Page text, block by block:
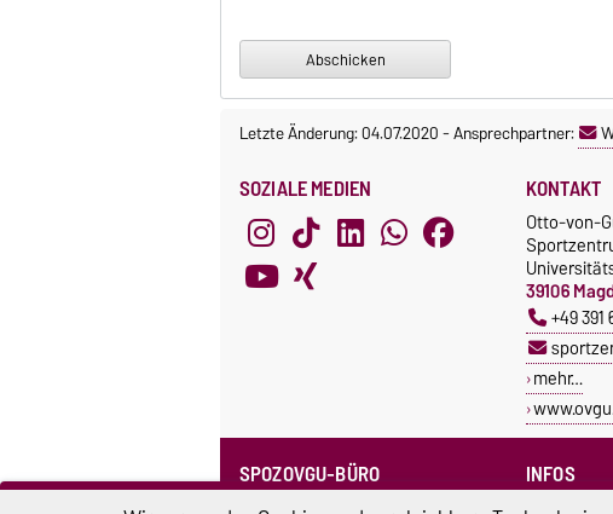
Letzte Änderung: 04.07.2020-Ansprechpartner:
SOZIALE MEDIEN KONTAKT
Otto-von-
39106
+49 391
mehr…
SPOZOVGU-BÜRO INFOS